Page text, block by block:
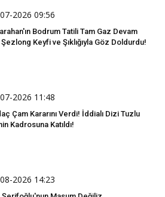
2026 09:56
Bodrum Tatili Tam Gaz Devam
Keyfi ve Şıklığıyla Göz Doldurdu!
2026 11:48
Çam Kararını Verdi! İddialı Dizi Tuzlu
Kadrosuna Katıldı!
2026 14:23